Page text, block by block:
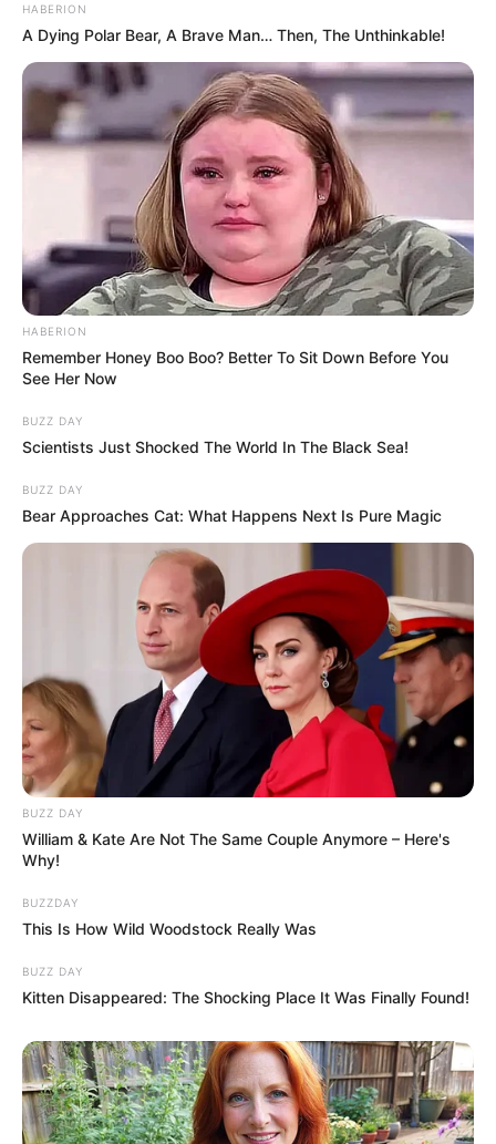
HABERION
A Dying Polar Bear, A Brave Man… Then, The Unthinkable!
HABERION
Remember Honey Boo Boo? Better To Sit Down Before You
See Her Now
BUZZ DAY
Scientists Just Shocked The World In The Black Sea!
BUZZ DAY
Bear Approaches Cat: What Happens Next Is Pure Magic
BUZZ DAY
William & Kate Are Not The Same Couple Anymore – Here's
Why!
BUZZDAY
This Is How Wild Woodstock Really Was
BUZZ DAY
Kitten Disappeared: The Shocking Place It Was Finally Found!